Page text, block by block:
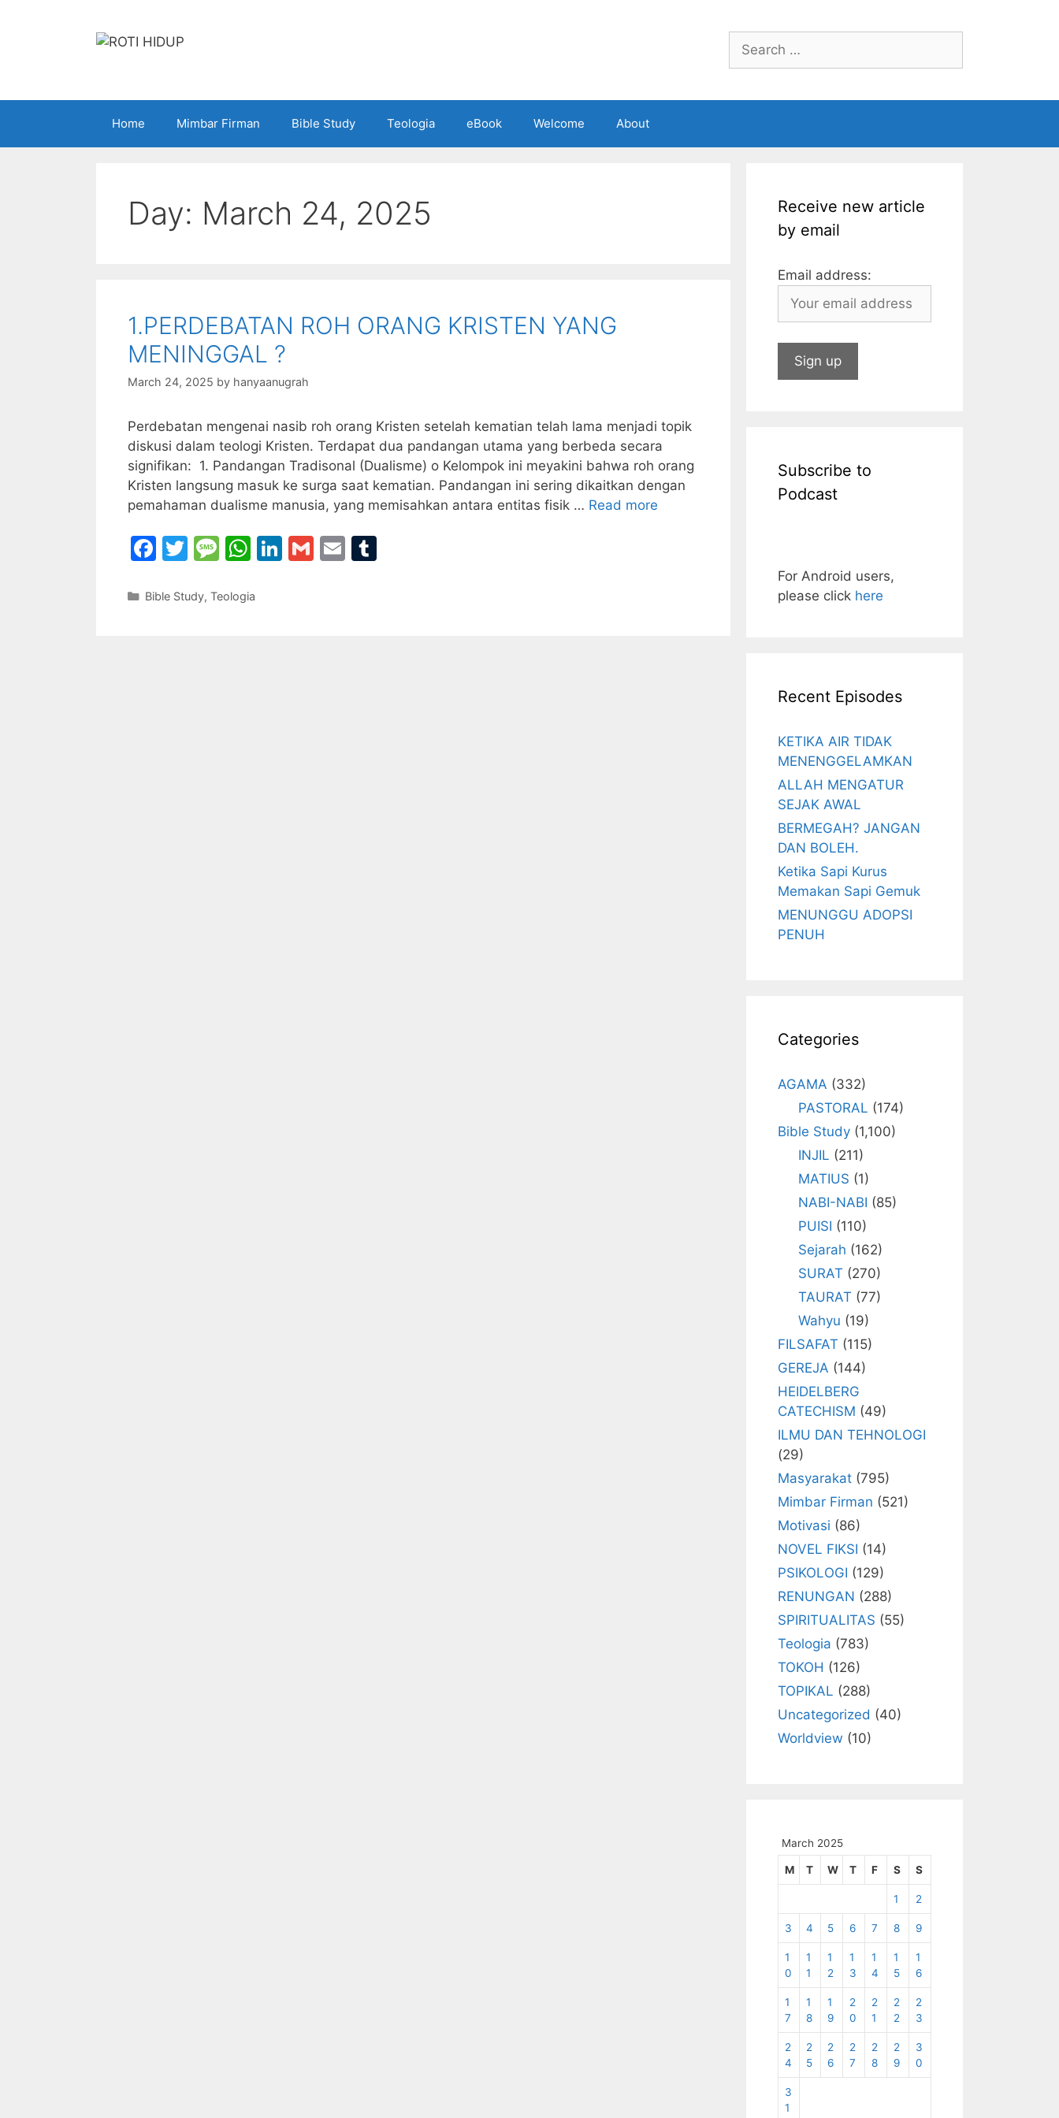
Search
for:
Home Mimbar Firman Bible Study Teologia eBook Welcome About
Day: March 24, 2025
1.PERDEBATAN ROH ORANG KRISTEN YANG
MENINGGAL ?
March 24, 2025 by hanyaanugrah
Perdebatan mengenai nasib roh orang Kristen setelah kematian telah lama menjadi topik
diskusi dalam teologi Kristen. Terdapat dua pandangan utama yang berbeda secara
signifikan: 1. Pandangan Tradisonal (Dualisme) o Kelompok ini meyakini bahwa roh orang
Kristen langsung masuk ke surga saat kematian. Pandangan ini sering dikaitkan dengan
pemahaman dualisme manusia, yang memisahkan antara entitas fisik … Read more
F
c
T
itt
M
s
W
at
Li G
E
Categories
Bible Study, Teologia
Receive new article
by email
Email address:
Subscribe to
Podcast
For Android users,
please click here
Recent Episodes
KETIKA AIR TIDAK
MENENGGELAMKAN
ALLAH MENGATUR
SEJAK AWAL
BERMEGAH? JANGAN
DAN BOLEH.
Ketika Sapi Kurus
Memakan Sapi Gemuk
MENUNGGU ADOPSI
PENUH
Categories
AGAMA (332)
PASTORAL (174)
Bible Study (1,100)
INJIL (211)
MATIUS (1)
NABI-NABI (85)
PUISI (110)
Sejarah (162)
SURAT (270)
TAURAT (77)
Wahyu (19)
FILSAFAT (115)
GEREJA (144)
HEIDELBERG
CATECHISM (49)
ILMU DAN TEHNOLOGI
(29)
Masyarakat (795)
Mimbar Firman (521)
Motivasi (86)
NOVEL FIKSI (14)
PSIKOLOGI (129)
RENUNGAN (288)
SPIRITUALITAS (55)
Teologia (783)
TOKOH (126)
TOPIKAL (288)
Uncategorized (40)
Worldview (10)
March 2025
M T W T F S S
1 2
3 4 5 6 7 8 9
1
0
1
1
1
2
1
3
1
4
1
5
1
6
1
7
1
8
1
9
2
0
2
1
2
2
2
3
2
4
2
5
2
6
2
7
2
8
2
9
3
0
3
1